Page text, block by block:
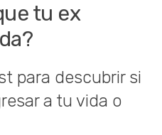
tu ex
para descubrir si
a tu vida o